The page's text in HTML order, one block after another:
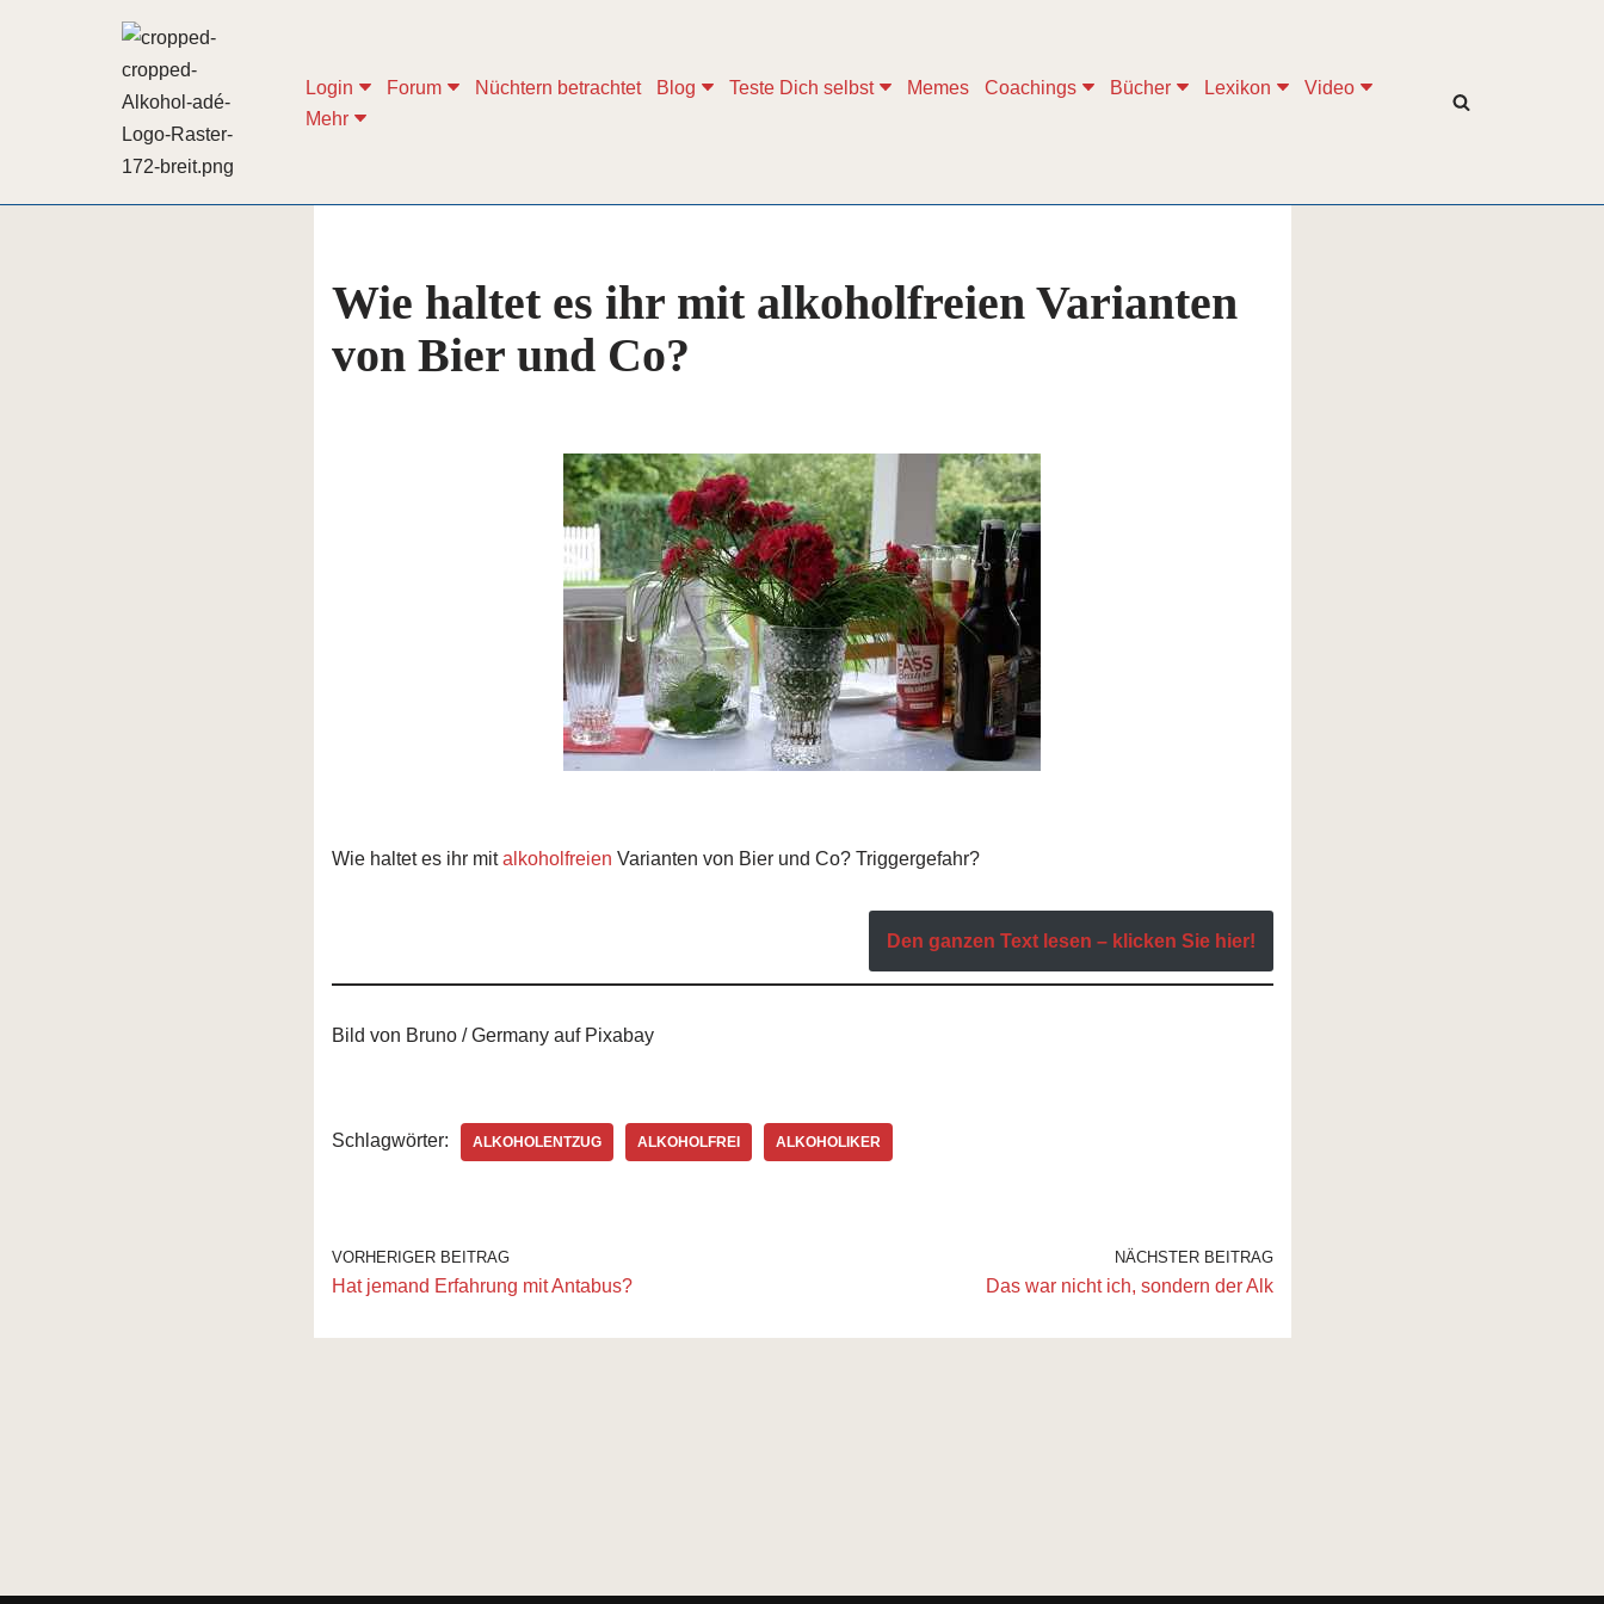
Login Forum Nüchtern betrachtet Blog Teste Dich selbst Memes Coachings Bücher Lexikon
Video
Mehr
Wie haltet es ihr mit alkoholfreien Varianten
von Bier und Co?
Wie haltet es ihr mitalkoholfreien Varianten von Bier und Co? Triggergefahr?
Den ganzen Text lesen – klicken Sie hier!
Bild von Bruno / Germany auf Pixabay
Schlagwörter: ALKOHOLENTZUG ALKOHOLFREI ALKOHOLIKER
VORHERIGER BEITRAG
Hat jemand Erfahrung mit Antabus?
NÄCHSTER BEITRAG
Das war nicht ich, sondern der Alk